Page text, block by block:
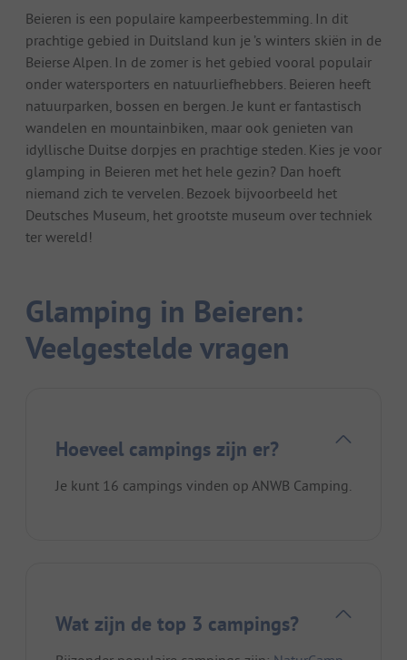
Beieren is een populaire kampeerbestemming. In dit
prachtige gebied in Duitsland kun je ’s winters skiën in de
Beierse Alpen. In de zomer is het gebied vooral populair
onder watersporters en natuurliefhebbers. Beieren heeft
natuurparken, bossen en bergen. Je kunt er fantastisch
wandelen en mountainbiken, maar ook genieten van
idyllische Duitse dorpjes en prachtige steden. Kies je voor
glamping in Beieren met het hele gezin? Dan hoeft
niemand zich te vervelen. Bezoek bijvoorbeeld het
Deutsches Museum, het grootste museum over techniek
ter wereld!
Glamping in Beieren:
Veelgestelde vragen
Hoeveel campings zijn er?
Je kunt 16 campings vinden op ANWB Camping.
Wat zijn de top 3 campings?